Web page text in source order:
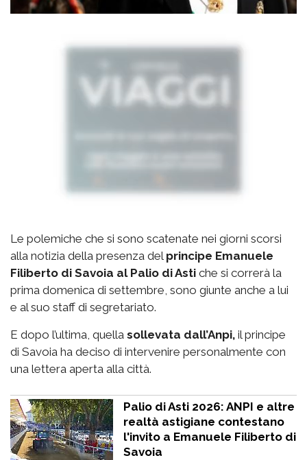
Le polemiche che si sono scatenate nei giorni scorsi
alla notizia della presenza del principe Emanuele
Filiberto di Savoia al Palio di Asti che si correrà la
prima domenica di settembre, sono giunte anche a lui
e al suo staff di segretariato.
E dopo l’ultima, quella sollevata dall’Anpi, il principe
di Savoia ha deciso di intervenire personalmente con
una lettera aperta alla città.
Palio di Asti 2026: ANPI e altre
realtà astigiane contestano
l'invito a Emanuele Filiberto di
Savoia